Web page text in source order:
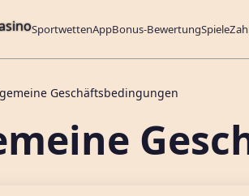
SportwettenAppBonus-BewertungSpiele
Geschäftsbedingungen